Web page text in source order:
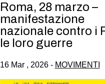
STUDENTI
CULTURE
ARTE
CINEMA
MANIFESTI
Roma, 28 marzo –
manifestazione
nazionale contro i
le loro guerre
16 Mar , 2026 - MOVIMENTI